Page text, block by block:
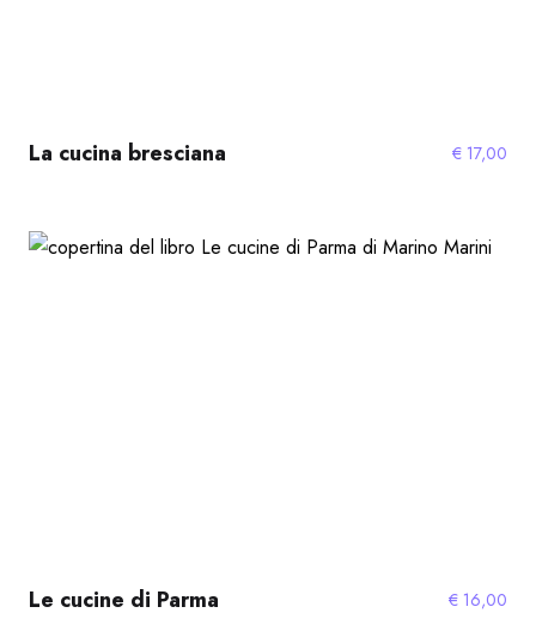
La cucina bresciana € 17,00
Le cucine di Parma € 16,00